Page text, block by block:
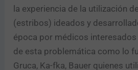
la experiencia de la utilización
(estribos) ideados y
época por médicos
de esta problemática como lo
Gruca, Ka-fka, Bauer quienes